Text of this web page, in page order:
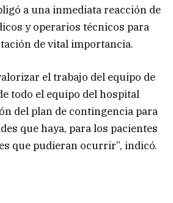
a una inmediata reacción de
y operarios técnicos para
de vital importancia.
el trabajo del equipo de
todo el equipo del hospital
del plan de contingencia para
que haya, para los pacientes
que pudieran ocurrir”, indicó.